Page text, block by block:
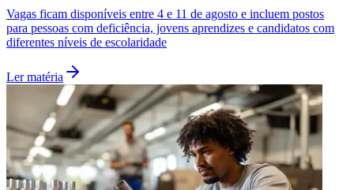
Vagas ficam disponíveis entre 4 e 11 de agosto e incluem postos
para pessoas com deficiência, jovens aprendizes e candidatos com
diferentes níveis de escolaridade
Ler matéria